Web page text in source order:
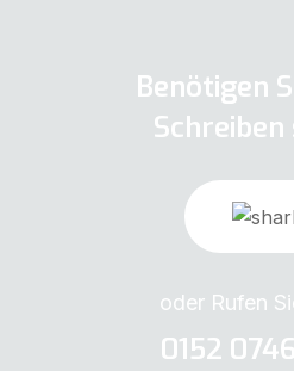
Benötigen
Schreiben
oder Rufen
0152